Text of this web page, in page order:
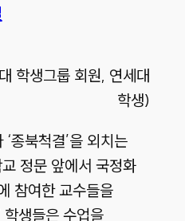
학생그룹 회원, 연세대
학생)
종북척결’을 외치는
정문 앞에서 국정화
참여한 교수들을
학생들은 수업을